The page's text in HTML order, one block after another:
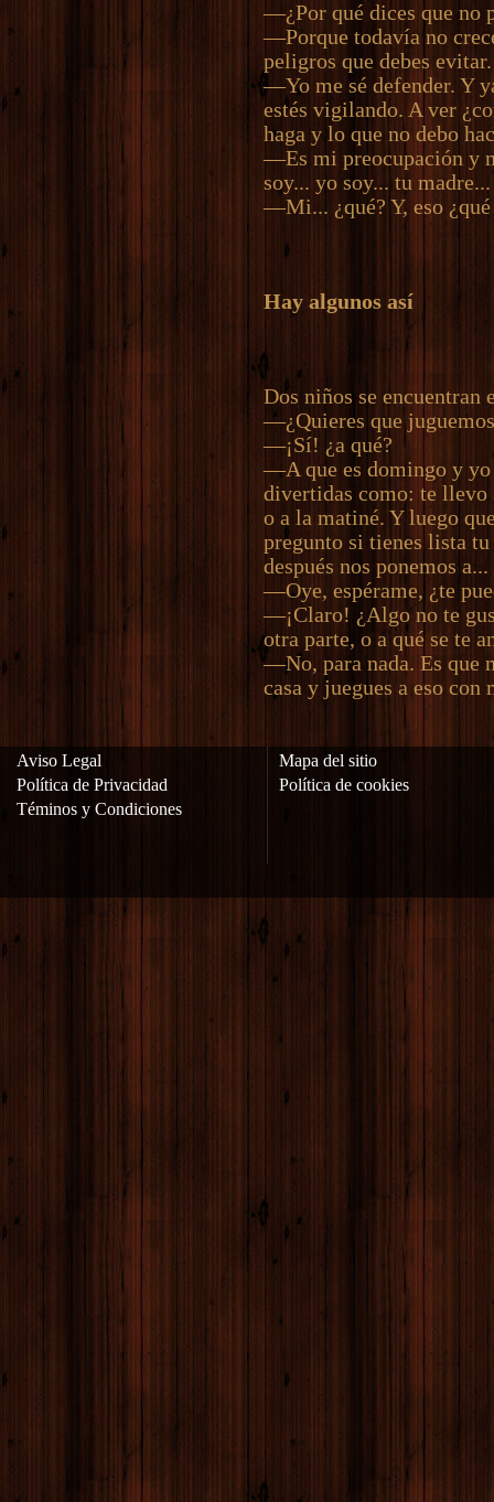
—¿Por qué dices que no
—Porque todavía no
peligros que debes evitar.
—Yo me sé defender. Y
estés vigilando. A ver
haga y lo que no debo
—Es mi preocupación y
soy... yo soy... tu madre...
—Mi... ¿qué? Y, eso
Hay algunos así
Dos niños se encuentran
—¿Quieres que
—¡Sí! ¿a qué?
—A que es domingo y yo
divertidas como: te llevo
o a la matiné. Y luego
pregunto si tienes lista
después nos ponemos a...
—Oye, espérame, ¿te
—¡Claro! ¿Algo no te
otra parte, o a qué se te
—No, para nada. Es que
casa y juegues a eso con
Aviso Legal
Política de Privacidad
Téminos y Condiciones
Mapa del sitio
Política de cookies